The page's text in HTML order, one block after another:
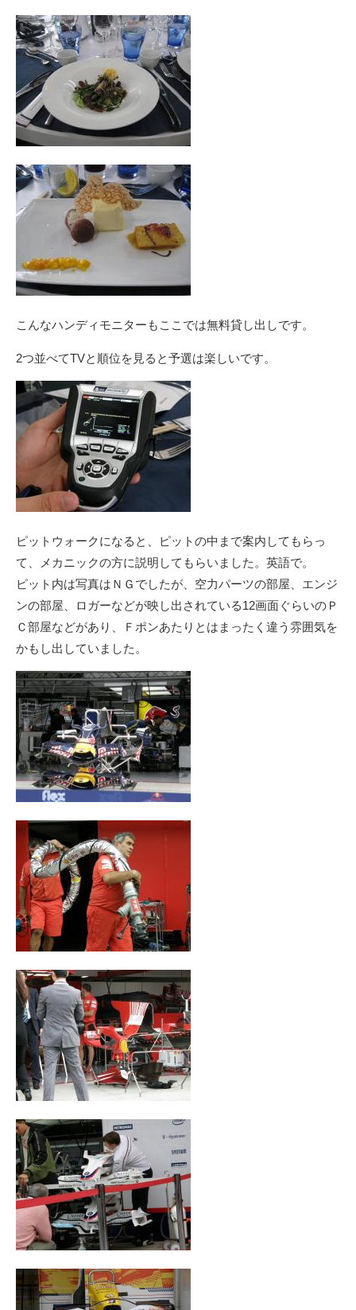
こんなハンディモニターもここでは無料貸し出しです。
2つ並べてTVと順位を見ると予選は楽しいです。
ピットウォークになると、ピットの中まで案内してもらっ
て、メカニックの方に説明してもらいました。英語で。
ピット内は写真はＮＧでしたが、空力パーツの部屋、エンジ
ンの部屋、ロガーなどが映し出されている12画面ぐらいのＰ
Ｃ部屋などがあり、Ｆポンあたりとはまったく違う雰囲気を
かもし出していました。